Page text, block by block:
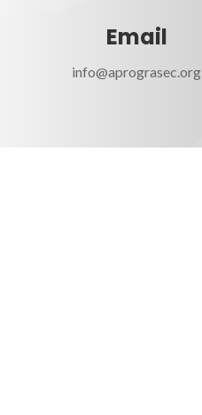
Email
info@aprograsec.org